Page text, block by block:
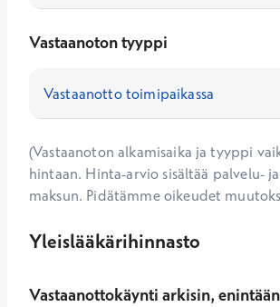
Vastaanoton tyyppi
(Vastaanoton alkamisaika ja tyyppi
hintaan. Hinta-arvio sisältää palvelu-
maksun. Pidätämme oikeudet
Yleislääkärihinnasto
Vastaanottokäynti arkisin,